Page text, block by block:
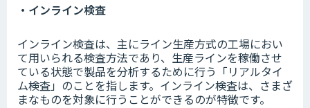
・インライン検査
インライン検査は、主にライン生産方式の工場におい
て用いられる検査方法であり、生産ラインを稼働させ
ている状態で製品を分析するために行う「リアルタイ
ム検査」のことを指します。インライン検査は、さまざ
まなものを対象に行うことができるのが特徴です。